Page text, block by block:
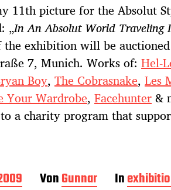
11th picture for the Absolut
„In An Absolut World Traveling
the exhibition will be
7, Munich. Works of: Hel-
Boy, The Cobrasnake, Les
Your Wardrobe, Facehunter&
a charity program that
VonGunnar In